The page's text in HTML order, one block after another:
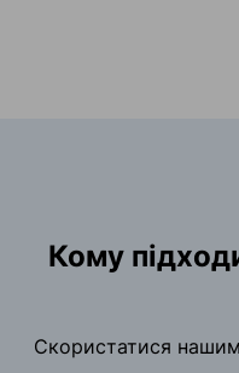
Кому
Скористатися